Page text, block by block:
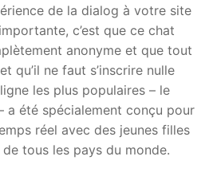
de la dialog à votre site
c’est que ce chat
anonyme et que tout
qu’il ne faut s’inscrire nulle
les plus populaires – le
a été spécialement conçu pour
réel avec des jeunes filles
tous les pays du monde.